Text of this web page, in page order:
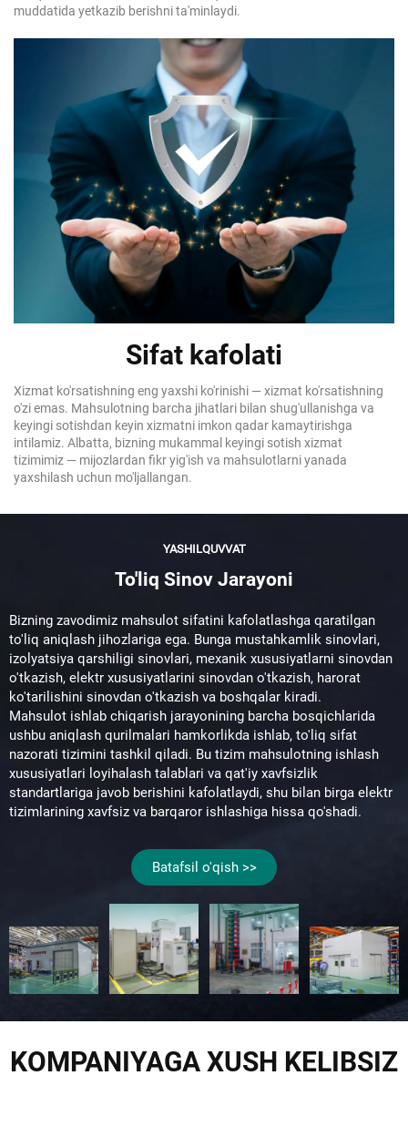
muddatida yetkazib berishni ta'minlaydi.
Sifat kafolati
Xizmat ko'rsatishning eng yaxshi ko'rinishi — xizmat ko'rsatishning
o'zi emas. Mahsulotning barcha jihatlari bilan shug'ullanishga va
keyingi sotishdan keyin xizmatni imkon qadar kamaytirishga
intilamiz. Albatta, bizning mukammal keyingi sotish xizmat
tizimimiz — mijozlardan fikr yig'ish va mahsulotlarni yanada
yaxshilash uchun mo'ljallangan.
YASHILQUVVAT
To'liq Sinov Jarayoni
Bizning zavodimiz mahsulot sifatini kafolatlashga qaratilgan
to'liq aniqlash jihozlariga ega. Bunga mustahkamlik sinovlari,
izolyatsiya qarshiligi sinovlari, mexanik xususiyatlarni sinovdan
o'tkazish, elektr xususiyatlarini sinovdan o'tkazish, harorat
ko'tarilishini sinovdan o'tkazish va boshqalar kiradi.
Mahsulot ishlab chiqarish jarayonining barcha bosqichlarida
ushbu aniqlash qurilmalari hamkorlikda ishlab, to'liq sifat
nazorati tizimini tashkil qiladi. Bu tizim mahsulotning ishlash
xususiyatlari loyihalash talablari va qat'iy xavfsizlik
standartlariga javob berishini kafolatlaydi, shu bilan birga elektr
tizimlarining xavfsiz va barqaror ishlashiga hissa qo'shadi.
Batafsil o'qish >>
KOMPANIYAGA XUSH KELIBSIZ